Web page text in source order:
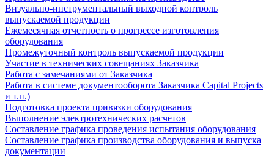
Визуально-инструментальный выходной контроль
выпускаемой продукции
Ежемесячная отчетность о прогрессе изготовления
оборудования
Промежуточный контроль выпускаемой продукции
Участие в технических совещаниях Заказчика
Работа с замечаниями от Заказчика
Работа в системе документооборота Заказчика Capital Projects
и т.п.)
Подготовка проекта привязки оборудования
Выполнение электротехнических расчетов
Составление графика проведения испытания оборудования
Составление графика производства оборудования и выпуска
документации